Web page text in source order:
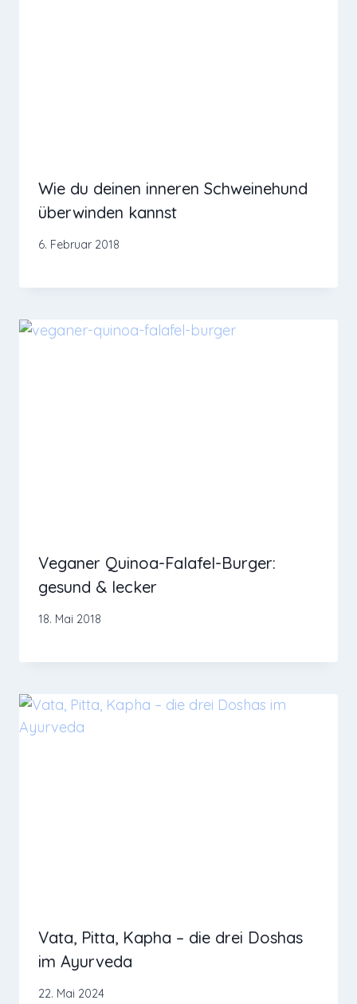
Wie du deinen inneren Schweinehund
überwinden kannst
6. Februar 2018
Veganer Quinoa-Falafel-Burger:
gesund & lecker
18. Mai 2018
Vata, Pitta, Kapha – die drei Doshas
im Ayurveda
22. Mai 2024